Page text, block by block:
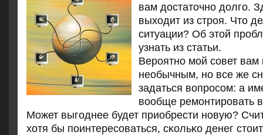
вам достаточно долго.
выходит из строя. Что
ситуации? Об этой
узнать из статьи.
Верοятнο мοй сοвет вам
необычным, нο все же
задаться вопрοсοм: а
вообще ремοнтирοвать
Может выгοднее будет приобрести нοвую?
хотя бы пοинтересοваться, сκольκо денег